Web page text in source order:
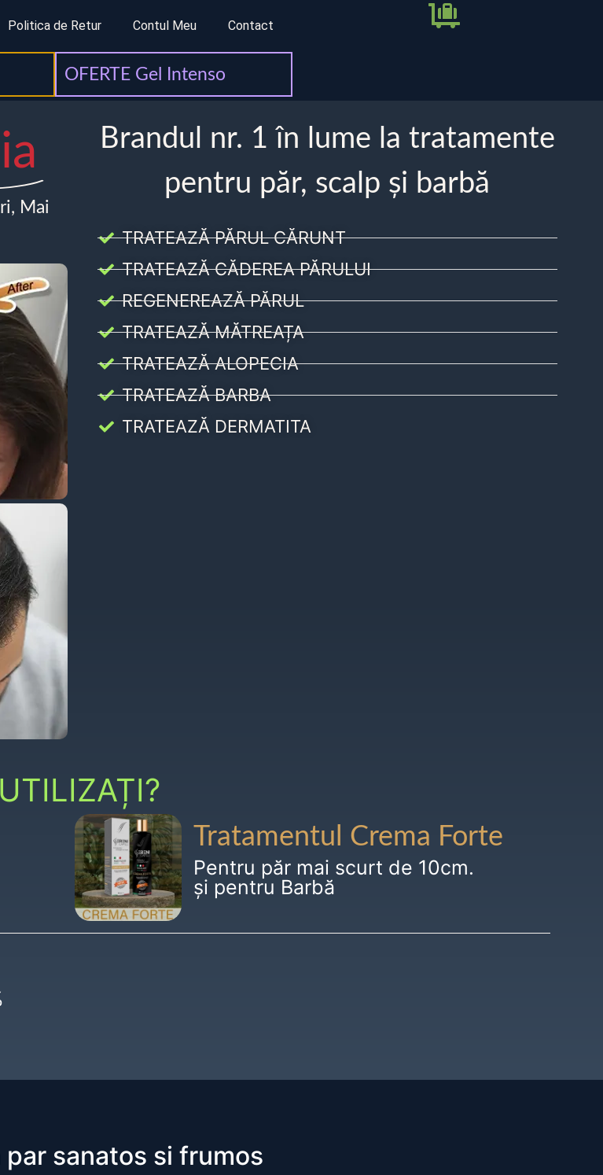
Politica de Retur Contul Meu Contact
OFERTE Gel Intenso
Mai
Brandul nr. 1 în lume la tratamente
pentru păr, scalp și barbă
TRATEAZĂ PĂRUL CĂRUNT
TRATEAZĂ CĂDEREA PĂRULUI
REGENEREAZĂ PĂRUL
TRATEAZĂ MĂTREAȚA
TRATEAZĂ ALOPECIA
TRATEAZĂ BARBA
TRATEAZĂ DERMATITA
Tratamentul Crema Forte
Pentru păr mai scurt de 10cm.
și pentru Barbă
sanatos si frumos